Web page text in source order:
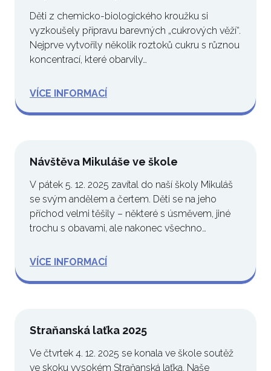
Děti z chemicko-biologického kroužku si
vyzkoušely přípravu barevných „cukrových věží“.
Nejprve vytvořily několik roztoků cukru s různou
koncentrací, které obarvily…
VÍCE INFORMACÍ
Návštěva Mikuláše ve škole
V pátek 5. 12. 2025 zavítal do naší školy Mikuláš
se svým andělem a čertem. Děti se na jeho
příchod velmi těšily – některé s úsměvem, jiné
trochu s obavami, ale nakonec všechno…
VÍCE INFORMACÍ
Straňanská laťka 2025
Ve čtvrtek 4. 12. 2025 se konala ve škole soutěž
ve skoku vysokém Straňanská laťka. Naše